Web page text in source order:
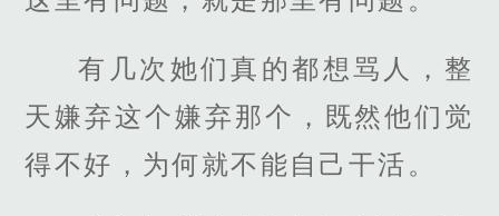
有几次她们真的都想骂人，整
天嫌弃这个嫌弃那个，既然他们觉
得不好，为何就不能自己干活。